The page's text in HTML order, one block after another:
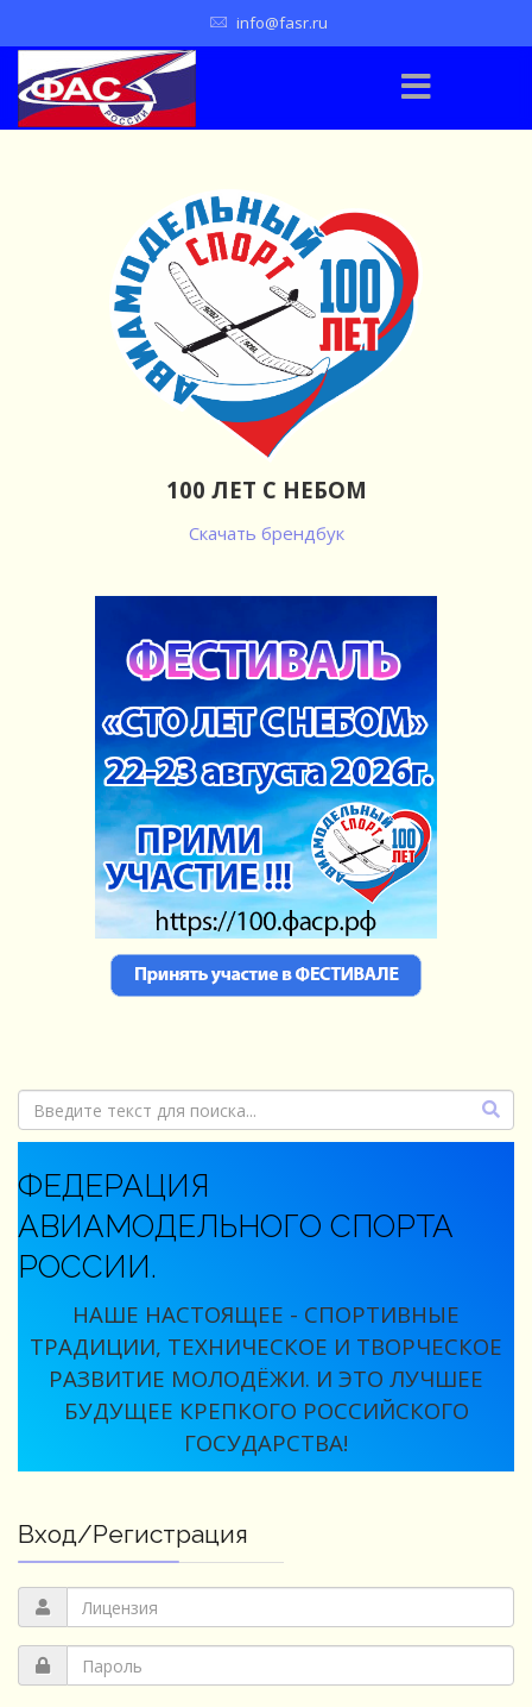
info@fasr.ru
100 ЛЕТ С НЕБОМ
Скачать брендбук
ФЕДЕРАЦИЯ
АВИАМОДЕЛЬНОГО СПОРТА
РОССИИ.
НАШЕ НАСТОЯЩЕЕ - СПОРТИВНЫЕ
ТРАДИЦИИ, ТЕХНИЧЕСКОЕ И ТВОРЧЕСКОЕ
РАЗВИТИЕ МОЛОДЁЖИ. И ЭТО ЛУЧШЕЕ
БУДУЩЕЕ КРЕПКОГО РОССИЙСКОГО
ГОСУДАРСТВА!
Вход/Регистрация